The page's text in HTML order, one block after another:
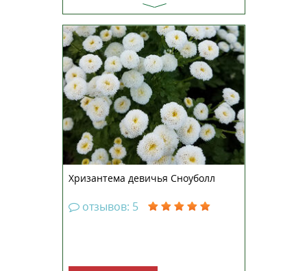
Хризантема девичья Сноу Болл –
многолетнее растение, часто
культивируемое как однолетнее.
Сильноветвистый кустик
вырастает в высоту до 40
сантиметров, отличается
компактностью. Цветет обильно
и продолжительно в течение
всего...
Хризантема девичья Сноуболл
отзывов: 5